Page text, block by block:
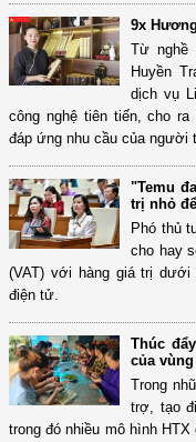
9x
Từ nghề
Huyền
dịch vụ
công nghệ tiên tiến, cho
đáp ứng nhu cầu của người
"Temu
trị nhỏ
Phó thủ
cho hay
(VAT) với hàng giá trị
điện tử.
Thúc
của
Trong
trợ, tạo
trong đó nhiều mô hình